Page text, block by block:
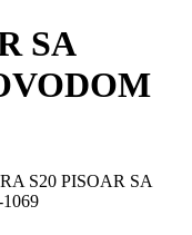
SA
S20 PISOAR SA